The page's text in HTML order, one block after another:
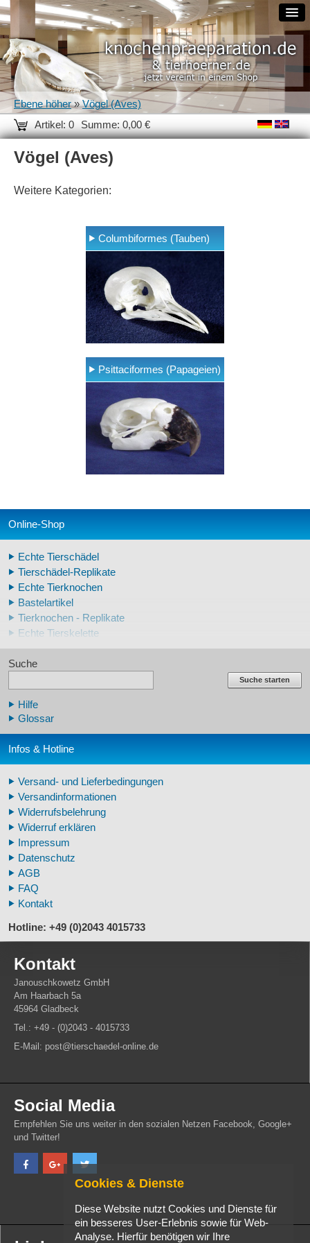
Artikel: 0 Summe: 0,00 €
Ebene höher»Vögel (Aves)
Vögel (Aves)
Weitere Kategorien:
Columbiformes (Tauben)
Psittaciformes (Papageien)
Online-Shop
Echte Tierschädel
Tierschädel-Replikate
Echte Tierknochen
Bastelartikel
Tierknochen - Replikate
Echte Tierskelette
Echte Tierzähne
Krallen- und Zahnreplikate
Schädelreplikate Mensch
Knochenreplikate Mensch
Arm-/Beinskelette Mensch
Zähne Warzenschwein
Veterinär - Lehrmittel
Fossilreplikate Mensch
Pferdemähnen
Fußspuren museal
Tierhörner
Suche
Suche starten
Hilfe
Glossar
Infos & Hotline
Versand- und Lieferbedingungen
Versandinformationen
Widerrufsbelehrung
Widerruf erklären
Impressum
Datenschutz
AGB
FAQ
Kontakt
Hotline: +49 (0)2043 4015733
Kontakt
Janouschkowetz GmbH
Am Haarbach 5a
45964 Gladbeck
Tel.: +49 - (0)2043 - 4015733
E-Mail: post@tierschaedel-online.de
Social Media
Empfehlen Sie uns weiter in den sozialen Netzen Facebook, Google+
und Twitter!
Cookies & Dienste
Diese Website nutzt Cookies und Dienste für
ein besseres User-Erlebnis sowie für Web-
Analyse. Hierfür benötigen wir Ihre